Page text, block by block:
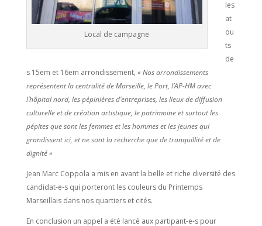
Local de campagne
les
at
ou
ts
de
s 15em et 16em arrondissement, « Nos arrondissements
représentent la centralité de Marseille, le Port, l’AP-HM avec
l’hôpital nord, les pépinières d’entreprises, les lieux de diffusion
culturelle et de création artistique, le patrimoine et surtout les
pépites que sont les femmes et les hommes et les jeunes qui
grandissent ici, et ne sont la recherche que de tranquillité et de
dignité »
Jean Marc Coppola a mis en avant la belle et riche diversité des
candidat-e-s qui porteront les couleurs du Printemps
Marseillais dans nos quartiers et cités.
En conclusion un appel a été lancé aux partipant-e-s pour